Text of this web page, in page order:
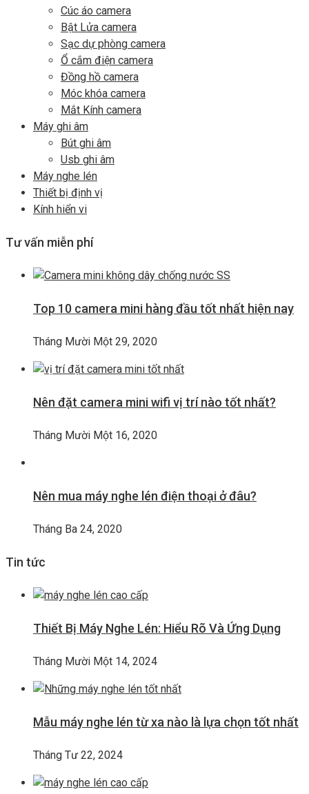
Cúc áo camera
Bật Lửa camera
Sạc dự phòng camera
Ổ cắm điện camera
Đồng hồ camera
Móc khóa camera
Mắt Kính camera
Máy ghi âm
Bút ghi âm
Usb ghi âm
Máy nghe lén
Thiết bị định vị
Kính hiển vi
Tư vấn miễn phí
Top 10 camera mini hàng đầu tốt nhất hiện nay
Tháng Mười Một 29, 2020
Nên đặt camera mini wifi vị trí nào tốt nhất?
Tháng Mười Một 16, 2020
Nên mua máy nghe lén điện thoại ở đâu?
Tháng Ba 24, 2020
Tin tức
Thiết Bị Máy Nghe Lén: Hiểu Rõ Và Ứng Dụng
Tháng Mười Một 14, 2024
Mẫu máy nghe lén từ xa nào là lựa chọn tốt nhất
Tháng Tư 22, 2024